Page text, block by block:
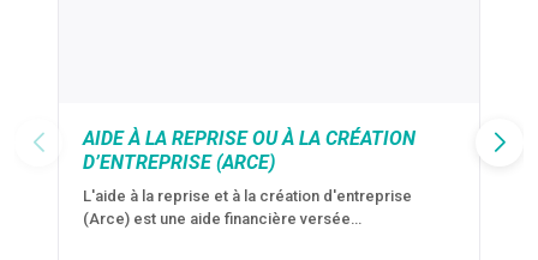
AIDE À LA REPRISE OU À LA CRÉATION
D’ENTREPRISE (ARCE)
L'aide à la reprise et à la création d'entreprise
(Arce) est une aide financière versée…